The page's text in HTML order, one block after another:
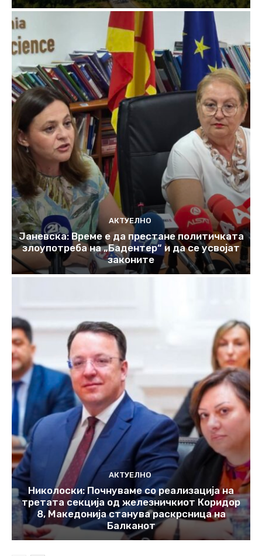
АКТУЕЛНО
Јаневска: Време е да престане политичката
злоупотреба на „Бадентер“ и да се усвојат
законите
АКТУЕЛНО
Николоски: Почнуваме со реализација на
третата секција од железничкиот Коридор
8, Македонија станува раскрсница на
Балканот